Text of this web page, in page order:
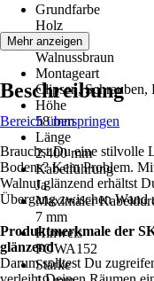
Grundfarbe
Holz
Farbton
Walnussbraun
Montageart
Clipsen, Schrauben,
Höhe
58 mm
Länge
2.400 mm
Kabelführung
Ja
Maximaler
7 mm
Hinweis
FOWA152
Stärke
Mehr anzeigen
Beschreibung
Bereich überspringen
Brauchst Du eine stilvolle
Bodens? Kein Problem.
Walnut glänzend erhältst
Übergang zwischen Wand
Produktmerkmale der
glänzend
Darum solltest Du